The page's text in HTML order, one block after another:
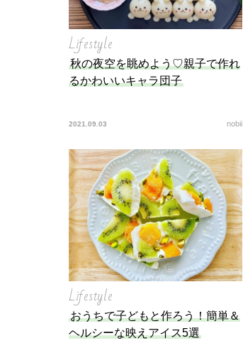
Lifestyle
秋の夜空を眺めよう♡親子で作れ
るかわいいキャラ団子
2021.09.03 nobii
Lifestyle
おうちで子どもと作ろう！簡単＆
ヘルシーな映えアイス5選